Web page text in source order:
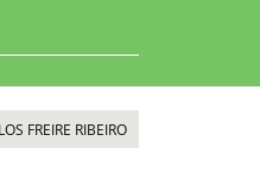
FREIRE RIBEIRO